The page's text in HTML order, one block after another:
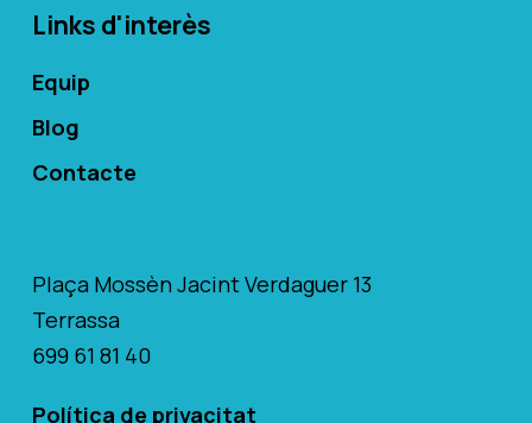
Links d'interès
Equip
Blog
Contacte
Plaça Mossèn Jacint Verdaguer 13
Terrassa
699 61 81 40
Política de privacitat